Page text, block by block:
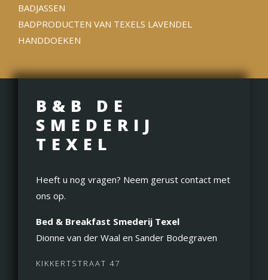
BADJASSEN
BADPRODUCTEN VAN TEXELS LAVENDEL
HANDDOEKEN
B&B DE
SMEDERIJ
TEXEL
Heeft u nog vragen? Neem gerust contact met
ons op.
Bed & Breakfast Smederij Texel
Dionne van der Waal en Sander Bodegraven
KIKKERTSTRAAT 47